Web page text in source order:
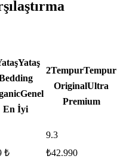
Yataş
Genel
En İyi
2TempurTempur
OriginalUltra
Premium
9.3
₺ ₺42.990